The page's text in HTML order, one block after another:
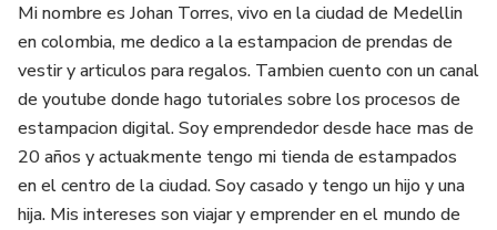
Mi nombre es Johan Torres, vivo en la ciudad de Medellin
en colombia, me dedico a la estampacion de prendas de
vestir y articulos para regalos. Tambien cuento con un canal
de youtube donde hago tutoriales sobre los procesos de
estampacion digital. Soy emprendedor desde hace mas de
20 años y actuakmente tengo mi tienda de estampados
en el centro de la ciudad. Soy casado y tengo un hijo y una
hija. Mis intereses son viajar y emprender en el mundo de